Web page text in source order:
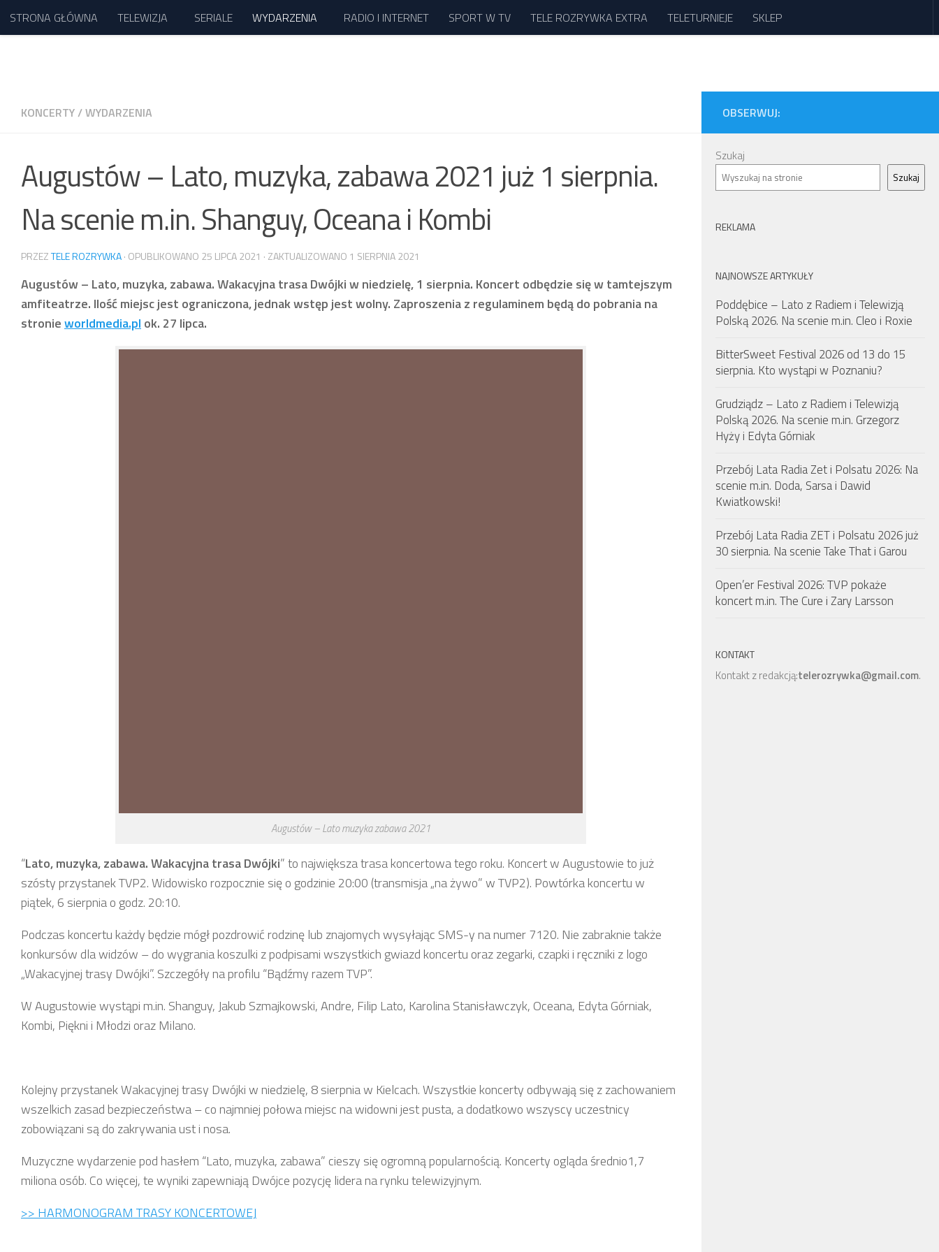
Przejdź do treści
STRONA GŁÓWNA TELEWIZJA SERIALE WYDARZENIA RADIO I INTERNET SPORT W TV TELE ROZRYWKA EXTRA TELETURNIEJE SKLEP
KONCERTY/WYDARZENIA
Augustów – Lato, muzyka, zabawa 2021 już 1 sierpnia.
Na scenie m.in. Shanguy, Oceana i Kombi
PRZEZTELE ROZRYWKA· OPUBLIKOWANO 25 LIPCA 2021 · ZAKTUALIZOWANO 1 SIERPNIA 2021
Augustów – Lato, muzyka, zabawa. Wakacyjna trasa Dwójki w niedzielę, 1 sierpnia. Koncert odbędzie się w tamtejszym
amfiteatrze. Ilość miejsc jest ograniczona, jednak wstęp jest wolny. Zaproszenia z regulaminem będą do pobrania na
stronieworldmedia.pl ok. 27 lipca.
Augustów – Lato muzyka zabawa 2021
“Lato, muzyka, zabawa. Wakacyjna trasa Dwójki” to największa trasa koncertowa tego roku. Koncert w Augustowie to już
szósty przystanek TVP2. Widowisko rozpocznie się o godzinie 20:00 (transmisja „na żywo” w TVP2). Powtórka koncertu w
piątek, 6 sierpnia o godz. 20:10.
Podczas koncertu każdy będzie mógł pozdrowić rodzinę lub znajomych wysyłając SMS-y na numer 7120. Nie zabraknie także
konkursów dla widzów – do wygrania koszulki z podpisami wszystkich gwiazd koncertu oraz zegarki, czapki i ręczniki z logo
„Wakacyjnej trasy Dwójki”. Szczegóły na profilu “Bądźmy razem TVP”.
W Augustowie wystąpi m.in. Shanguy, Jakub Szmajkowski, Andre, Filip Lato, Karolina Stanisławczyk, Oceana, Edyta Górniak,
Kombi, Piękni i Młodzi oraz Milano.
Kolejny przystanek Wakacyjnej trasy Dwójki w niedzielę, 8 sierpnia w Kielcach. Wszystkie koncerty odbywają się z zachowaniem
wszelkich zasad bezpieczeństwa – co najmniej połowa miejsc na widowni jest pusta, a dodatkowo wszyscy uczestnicy
zobowiązani są do zakrywania ust i nosa.
Muzyczne wydarzenie pod hasłem “Lato, muzyka, zabawa” cieszy się ogromną popularnością. Koncerty ogląda średnio1,7
miliona osób. Co więcej, te wyniki zapewniają Dwójce pozycję lidera na rynku telewizyjnym.
>> HARMONOGRAM TRASY KONCERTOWEJ
OBSERWUJ:
Szukaj
Szukaj
REKLAMA
NAJNOWSZE ARTYKUŁY
Poddębice – Lato z Radiem i Telewizją
Polską 2026. Na scenie m.in. Cleo i Roxie
BitterSweet Festival 2026 od 13 do 15
sierpnia. Kto wystąpi w Poznaniu?
Grudziądz – Lato z Radiem i Telewizją
Polską 2026. Na scenie m.in. Grzegorz
Hyży i Edyta Górniak
Przebój Lata Radia Zet i Polsatu 2026: Na
scenie m.in. Doda, Sarsa i Dawid
Kwiatkowski!
Przebój Lata Radia ZET i Polsatu 2026 już
30 sierpnia. Na scenie Take That i Garou
Open’er Festival 2026: TVP pokaże
koncert m.in. The Cure i Zary Larsson
KONTAKT
Kontakt z redakcją:telerozrywka@gmail.com.